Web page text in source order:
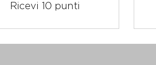
Ricevi 10 punti